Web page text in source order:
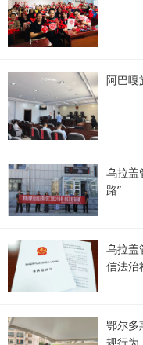
阿巴嘎
乌拉盖
路”
乌拉盖
信法治
鄂尔多